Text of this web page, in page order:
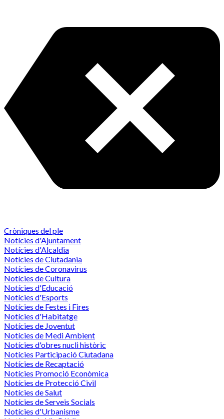
Cròniques del ple
Notícies d'Ajuntament
Notícies d'Alcaldia
Notícies de Ciutadania
Notícies de Coronavirus
Notícies de Cultura
Notícies d'Educació
Notícies d'Esports
Notícies de Festes i Fires
Notícies d'Habitatge
Notícies de Joventut
Notícies de Medi Ambient
Notícies d'obres nucli històric
Notícies Participació Ciutadana
Notícies de Recaptació
Notícies Promoció Econòmica
Notícies de Protecció Civil
Notícies de Salut
Notícies de Serveis Socials
Notícies d'Urbanisme